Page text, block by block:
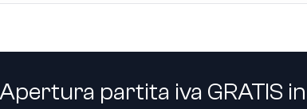
Apertura partita iva GRATIS